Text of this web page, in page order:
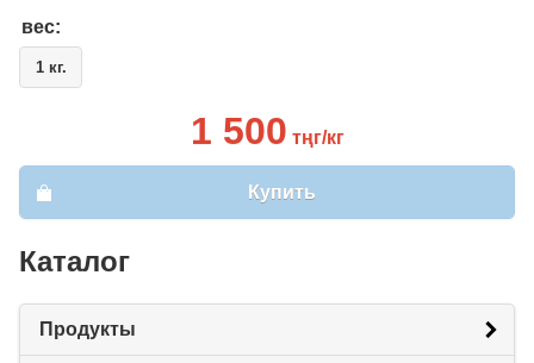
вес:
1 кг.
1 500 тңг/кг
Купить
Каталог
Продукты